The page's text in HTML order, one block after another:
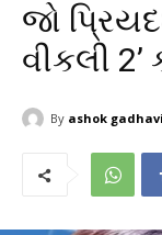
જો
વીકલી 2’
By ashok gadhavi